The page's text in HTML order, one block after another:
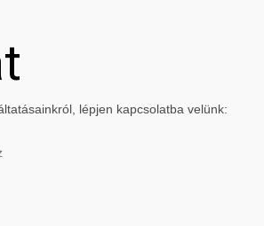
lépjen kapcsolatba velünk: